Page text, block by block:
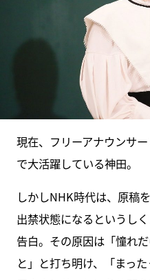
現在、フリーアナウンサ
で大活躍している神田。
しかしNHK時代は、原稿
出禁状態になるというし
告白。その原因は「憧れ
と」と打ち明け、「まっ